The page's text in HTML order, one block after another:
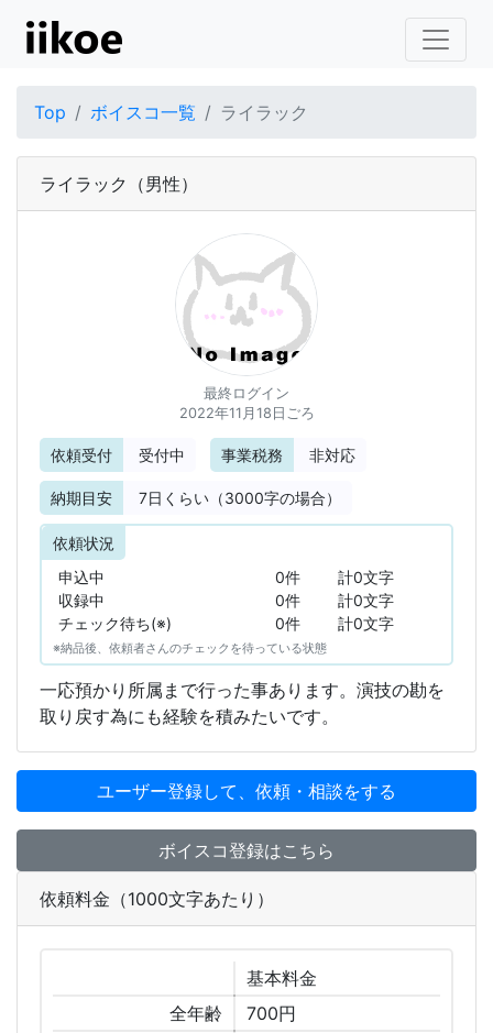
Top ボイスコ一覧 ライラック
ライラック （男性）
最終ログイン
2022年11月18日ごろ
依頼受付 受付中 事業税務 非対応
納期目安 7日くらい（3000字の場合）
依頼状況
申込中
0件
計0文字
収録中
0件
計0文字
チェック待ち(※)
0件 計0文字
※納品後、依頼者さんのチェックを待っている状態
一応預かり所属まで行った事あります。演技の勘を
取り戻す為にも経験を積みたいです。
ユーザー登録して、依頼・相談をする
ボイスコ登録はこちら
依頼料金（1000文字あたり）
基本料金
全年齢
700円